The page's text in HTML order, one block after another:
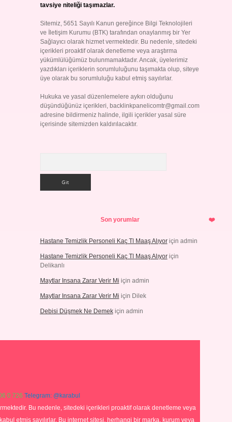
tavsiye niteliği taşımazlar.
Sitemiz, 5651 Sayılı Kanun gereğince Bilgi Teknolojileri
ve İletişim Kurumu (BTK) tarafından onaylanmış bir Yer
Sağlayıcı olarak hizmet vermektedir. Bu nedenle, sitedeki
içerikleri proaktif olarak denetleme veya araştırma
yükümlülüğümüz bulunmamaktadır. Ancak, üyelerimiz
yazdıkları içeriklerin sorumluluğunu taşımakta olup, siteye
üye olarak bu sorumluluğu kabul etmiş sayılırlar.
Hukuka ve yasal düzenlemelere aykırı olduğunu
düşündüğünüz içerikleri, backlinkpanelicomtr@gmail.com
adresine bildirmeniz halinde, ilgili içerikler yasal süre
içerisinde sitemizden kaldırılacaktır.
Son yorumlar
Hastane Temizlik Personeli Kaç Tl Maaş Alıyoriçin admin
Hastane Temizlik Personeli Kaç Tl Maaş Alıyoriçin
Delikanlı
Maytlar Insana Zarar Verir Mi için admin
Maytlar Insana Zarar Verir Mi için Dilek
Debisi Düşmek Ne Demekiçin admin
0 726 Telegram: @karabul
Bu nedenle, sitedeki içerikleri proaktif olarak denetleme veya
etmiş sayılırlar. Bu internet sitesi, herhangi bir marka, kurum veya